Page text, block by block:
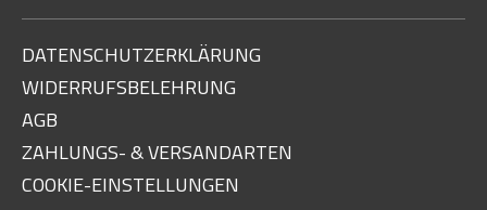
DATENSCHUTZERKLÄRUNG
WIDERRUFSBELEHRUNG
AGB
ZAHLUNGS- & VERSANDARTEN
COOKIE-EINSTELLUNGEN